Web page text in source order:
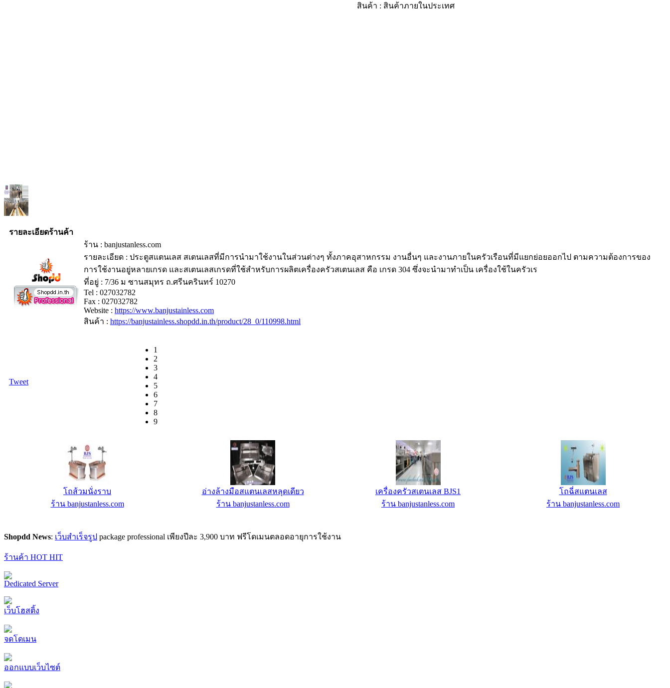
สินค้า : สินค้าภายในประเทศ
รายละเอียดร้านค้า
ร้าน : banjustanless.com
รายละเอียด : ประตูสแตนเลส สเตนเลสที่มีการนำมาใช้งานในส่วนต่างๆ ทั้งภาคอุสาหกรรม งานอื่นๆ และงานภายในครัวเรือนที่มีแยกย่อยออกไป ตามความต้องการของ
การใช้งานอยู่หลายเกรด และสเตนเลสเกรดที่ใช้สำหรับการผลิตเครื่องครัวสเตนเลส คือ เกรด 304 ซึ่งจะนำมาทำเป็น เครื่องใช้ในครัวเร
ที่อยู่ : 7/36 ม ซานสมุทร ถ.ศรีนครินทร์ 10270
Tel : 027032782
Fax : 027032782
Website : https://www.banjustainless.com
สินค้า : https://banjustainless.shopdd.in.th/product/28_0/110998.html
Tweet
1
2
3
4
5
6
7
8
9
ประตูลูกกรงหน้าต่างแสตนเลสBJS
ร้าน banjustanless.com
โถสุขภัณฑ์สเตนเลสแบบนั่งราบ
ร้าน banjustanless.com
อ่างล้างมือสแตนเลสสำเร็จรูป
ร้าน banjustanless.com
Dedicated Server Dell R320 - 2300 ฿/เดือน
ร้าน IC-MyHost Thailand Web Hosting
Shopdd News: เว็บสำเร็จรูป package professional เพียงปีละ 3,900 บาท ฟรีโดเมนตลอดอายุการใช้งาน
ร้านค้า HOT HIT
Dedicated Server
เว็บโฮสติ้ง
จดโดเมน
ออกแบบเว็บไซต์